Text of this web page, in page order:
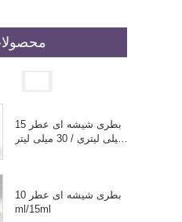
بطری شیشه ای عطر 15
میلی لیتری / 30 میلی لیتر
بطری شیشه ای عطر 10
ml/15ml